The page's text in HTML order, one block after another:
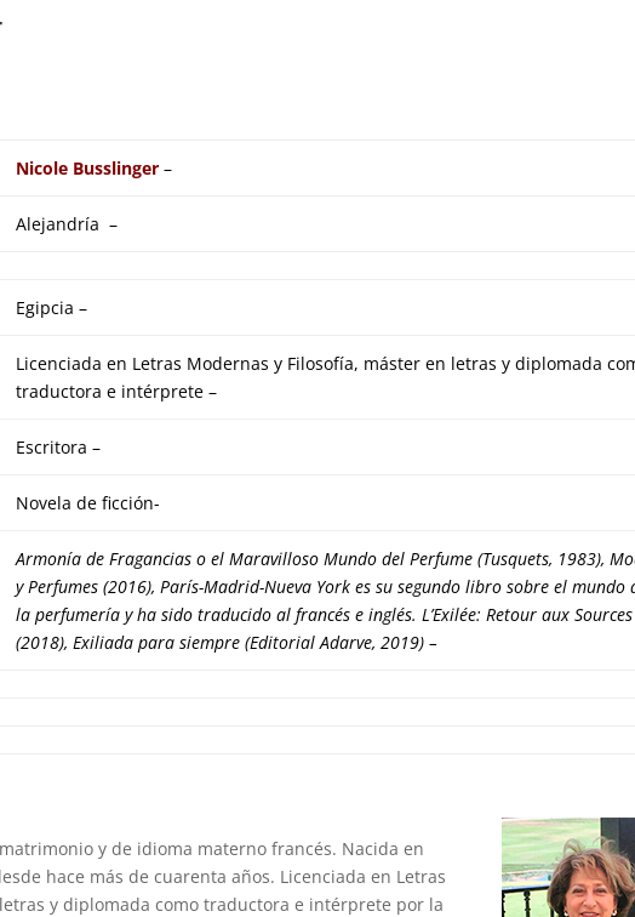
Nicole Busslinger–
Alejandría –
Egipcia –
Licenciada en Letras Modernas y Filosofía, máster en letras y diplomada
traductora e intérprete –
Escritora –
Novela de ficción-
Armonía de Fragancias o el Maravilloso Mundo del Perfume(Tusquets, 1983),
y Perfumes(2016), París-Madrid-Nueva Yorkes su segundo libro sobre el mundo
la perfumería y ha sido traducido al francés e inglés. L’Exilée: Retour aux Sources
(2018), Exiliada para siempre (Editorial Adarve, 2019)–
y de idioma materno francés. Nacida en
hace más de cuarenta años. Licenciada en Letras
y diplomada como traductora e intérprete por la